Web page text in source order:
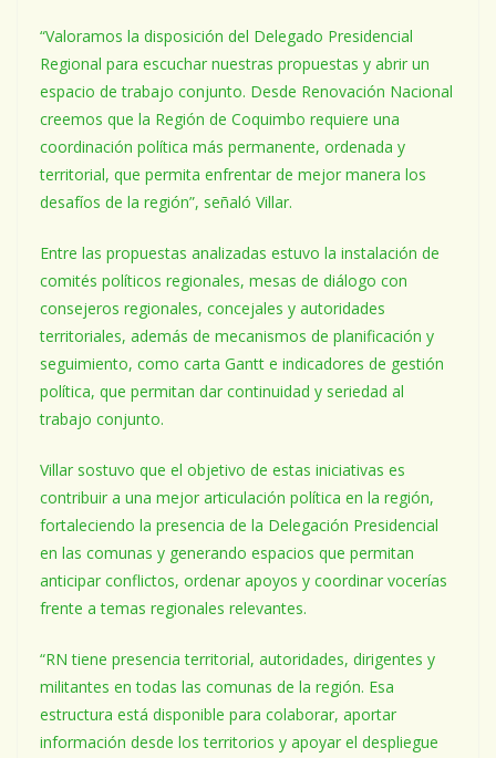
“Valoramos la disposición del Delegado Presidencial
Regional para escuchar nuestras propuestas y abrir un
espacio de trabajo conjunto. Desde Renovación Nacional
creemos que la Región de Coquimbo requiere una
coordinación política más permanente, ordenada y
territorial, que permita enfrentar de mejor manera los
desafíos de la región”, señaló Villar.
Entre las propuestas analizadas estuvo la instalación de
comités políticos regionales, mesas de diálogo con
consejeros regionales, concejales y autoridades
territoriales, además de mecanismos de planificación y
seguimiento, como carta Gantt e indicadores de gestión
política, que permitan dar continuidad y seriedad al
trabajo conjunto.
Villar sostuvo que el objetivo de estas iniciativas es
contribuir a una mejor articulación política en la región,
fortaleciendo la presencia de la Delegación Presidencial
en las comunas y generando espacios que permitan
anticipar conflictos, ordenar apoyos y coordinar vocerías
frente a temas regionales relevantes.
“RN tiene presencia territorial, autoridades, dirigentes y
militantes en todas las comunas de la región. Esa
estructura está disponible para colaborar, aportar
información desde los territorios y apoyar el despliegue